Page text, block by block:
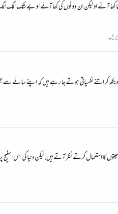
کھا آئے او لیکن ان دونوں کی کھا آئے او بے شک الگ
کر اتنے نفسیاتی ہوتے جا رہے ہیں کہ اپنے سائے
کا استعمال کرتے نظر آتے ہیں. لیکن دنیا کی اس